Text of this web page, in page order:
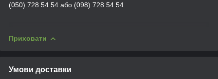
(050) 728 54 54 або (098) 728 54 54
Приховати
Умови доставки